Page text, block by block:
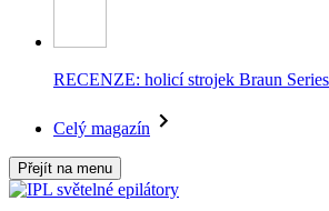
RECENZE: holicí strojek Braun
Celý magazín
Přejít na menu